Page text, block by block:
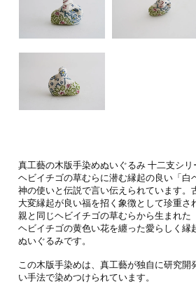
真工藝の木版手染めぬいぐるみ 十二支シリ
ヘビイチゴの草むらに潜む縁起の良い「白
神の使いと伝説で言い伝えられています。
大変縁起が良い福を招く象徴として珍重さ
親と同じヘビイチゴの草むらから生まれた
ヘビイチゴの黄色い花を纏った愛らしく縁
ぬいぐるみです。
この木版手染めは、真工藝が独自に研究開
い手法で染めつけられています。